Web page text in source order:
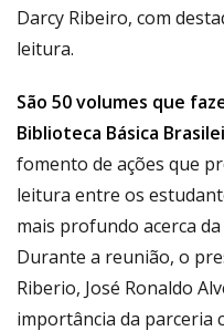
Darcy Ribeiro, com
leitura.
São 50 volumes que
Biblioteca Básica
fomento de ações que
leitura entre os
mais profundo acerca
Durante a reunião, o
Riberio, José Ronaldo
importância da parceria